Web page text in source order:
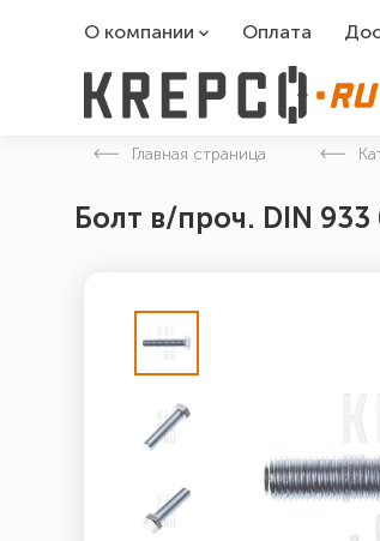
О компании
О компании
Оплата
Главная страница
Болт в/проч. DIN